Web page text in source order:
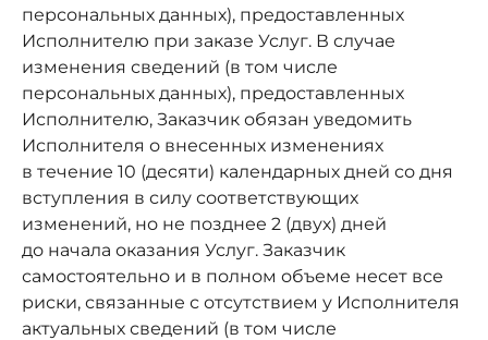
персональных данных), предоставленных
Исполнителю при заказе Услуг. В случае
изменения сведений (в том числе
персональных данных), предоставленных
Исполнителю, Заказчик обязан уведомить
Исполнителя о внесенных изменениях
в течение 10 (десяти) календарных дней со дня
вступления в силу соответствующих
изменений, но не позднее 2 (двух) дней
до начала оказания Услуг. Заказчик
самостоятельно и в полном объеме несет все
риски, связанные с отсутствием у Исполнителя
актуальных сведений (в том числе